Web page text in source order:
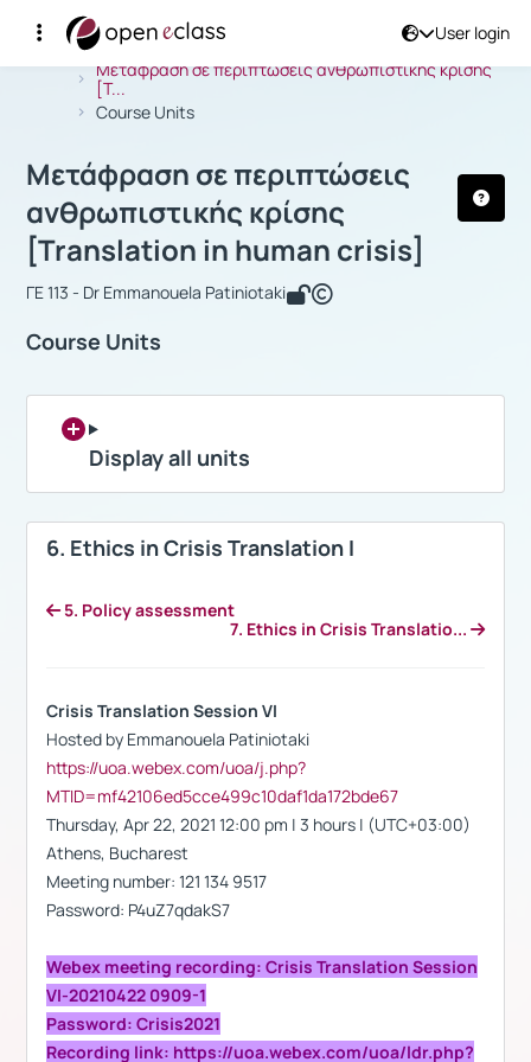
User login
Αρχική Σελίδα
Μετάφραση σε περιπτώσεις ανθρωπιστικής κρίσης
[T...
Course Units
Course : Μετάφραση σε
Μετάφραση σε περιπτώσεις
ανθρωπιστικής κρίσης
[Translation in human crisis]
ΓΕ 113 - Dr Emmanouela Patiniotaki
Course Units
Display all units
6. Ethics in Crisis Translation I
5. Policy assessment
7. Ethics in Crisis Translatio...
Crisis Translation Session VI
Hosted by Emmanouela Patiniotaki
https://uoa.webex.com/uoa/j.php?
MTID=mf42106ed5cce499c10daf1da172bde67
Thursday, Apr 22, 2021 12:00 pm | 3 hours | (UTC+03:00)
Athens, Bucharest
Meeting number: 121 134 9517
Password: P4uZ7qdakS7
Webex meeting recording: Crisis Translation Session
VI-20210422 0909-1
Password: Crisis2021
Recording link: https://uoa.webex.com/uoa/ldr.php?